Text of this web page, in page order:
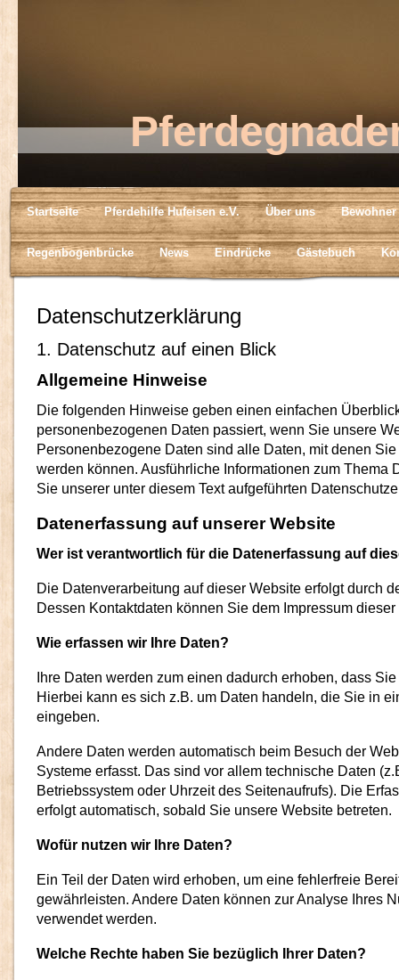
Startseite Pferdehilfe Hufeisen e.V. Über uns Bewohner
Regenbogenbrücke News Eindrücke Gästebuch
Datenschutzerklärung
1. Datenschutz auf einen Blick
Allgemeine Hinweise
Die folgenden Hinweise geben einen einfachen
personenbezogenen Daten passiert, wenn Sie unsere
Personenbezogene Daten sind alle Daten, mit denen
werden können. Ausführliche Informationen zum Thema
Sie unserer unter diesem Text aufgeführten
Datenerfassung auf unserer Website
Wer ist verantwortlich für die Datenerfassung auf
Die Datenverarbeitung auf dieser Website erfolgt durch
Dessen Kontaktdaten können Sie dem Impressum
Wie erfassen wir Ihre Daten?
Ihre Daten werden zum einen dadurch erhoben, dass
Hierbei kann es sich z.B. um Daten handeln, die Sie in
eingeben.
Andere Daten werden automatisch beim Besuch der
Systeme erfasst. Das sind vor allem technische Daten
Betriebssystem oder Uhrzeit des Seitenaufrufs). Die
erfolgt automatisch, sobald Sie unsere Website betreten.
Wofür nutzen wir Ihre Daten?
Ein Teil der Daten wird erhoben, um eine fehlerfreie
gewährleisten. Andere Daten können zur Analyse Ihres
verwendet werden.
Welche Rechte haben Sie bezüglich Ihrer Daten?